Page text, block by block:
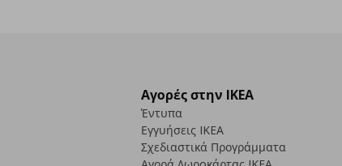
Αγορές στην IKEA
Έντυπα
Εγγυήσεις IKEA
Σχεδιαστικά Προγράμματα